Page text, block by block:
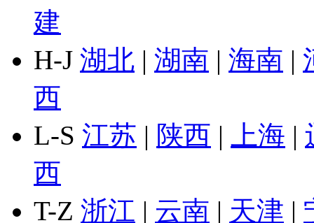
建
H-J 湖北 | 湖南 | 海南 |
西
L-S 江苏 | 陕西 | 上海 |
西
T-Z 浙江 | 云南 | 天津 |